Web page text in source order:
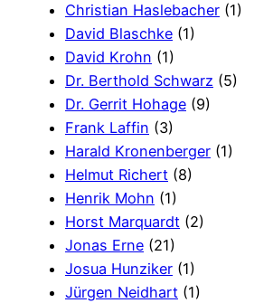
Christian Haslebacher (1)
David Blaschke (1)
David Krohn (1)
Dr. Berthold Schwarz (5)
Dr. Gerrit Hohage (9)
Frank Laffin (3)
Harald Kronenberger (1)
Helmut Richert (8)
Henrik Mohn (1)
Horst Marquardt (2)
Jonas Erne (21)
Josua Hunziker (1)
Jürgen Neidhart (1)